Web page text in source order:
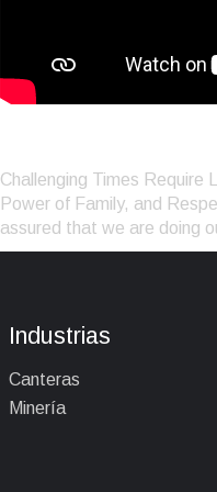
Challenging Times Require
Power of Family, and
assured that we are doing
Industrias
Canteras
Minería